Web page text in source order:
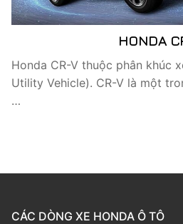
HONDA
Honda CR-V thuộc phân khúc
Utility Vehicle). CR-V là một
…
CÁC DÒNG XE HONDA Ô TÔ